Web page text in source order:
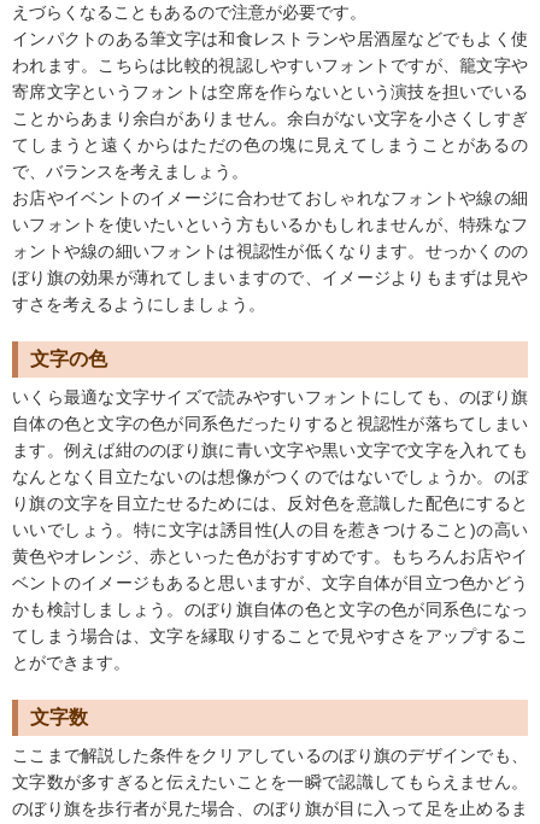
えづらくなることもあるので注意が必要です。
インパクトのある筆文字は和食レストランや居酒屋などでもよく使
われます。こちらは比較的視認しやすいフォントですが、籠文字や
寄席文字というフォントは空席を作らないという演技を担いでいる
ことからあまり余白がありません。余白がない文字を小さくしすぎ
てしまうと遠くからはただの色の塊に見えてしまうことがあるの
で、バランスを考えましょう。
お店やイベントのイメージに合わせておしゃれなフォントや線の細
いフォントを使いたいという方もいるかもしれませんが、特殊なフ
ォントや線の細いフォントは視認性が低くなります。せっかくのの
ぼり旗の効果が薄れてしまいますので、イメージよりもまずは見や
すさを考えるようにしましょう。
文字の色
いくら最適な文字サイズで読みやすいフォントにしても、のぼり旗
自体の色と文字の色が同系色だったりすると視認性が落ちてしまい
ます。例えば紺ののぼり旗に青い文字や黒い文字で文字を入れても
なんとなく目立たないのは想像がつくのではないでしょうか。のぼ
り旗の文字を目立たせるためには、反対色を意識した配色にすると
いいでしょう。特に文字は誘目性(人の目を惹きつけること)の高い
黄色やオレンジ、赤といった色がおすすめです。もちろんお店やイ
ベントのイメージもあると思いますが、文字自体が目立つ色かどう
かも検討しましょう。のぼり旗自体の色と文字の色が同系色になっ
てしまう場合は、文字を縁取りすることで見やすさをアップするこ
とができます。
文字数
ここまで解説した条件をクリアしているのぼり旗のデザインでも、
文字数が多すぎると伝えたいことを一瞬で認識してもらえません。
のぼり旗を歩行者が見た場合、のぼり旗が目に入って足を止めるま